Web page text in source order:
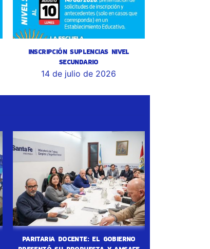
INSCRIPCIÓN SUPLENCIAS NIVEL
SECUNDARIO
14 de julio de 2026
PARITARIA DOCENTE: EL GOBIERNO